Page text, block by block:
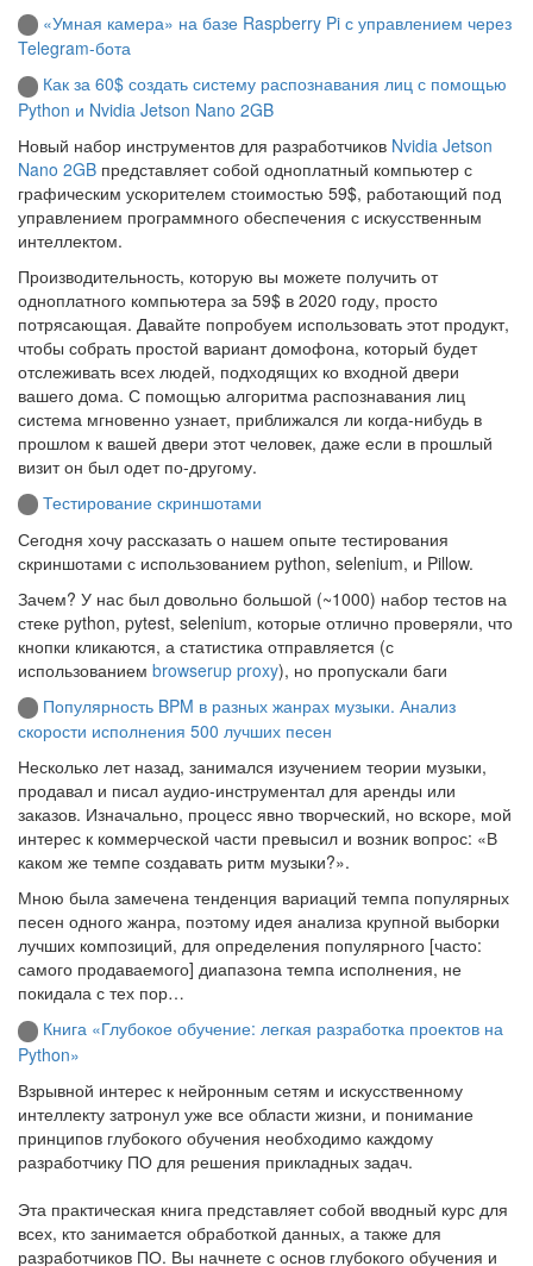
«Умная камера» на базе Raspberry Pi с управлением через
Telegram-бота
Как за 60$ создать систему распознавания лиц с помощью
Python и Nvidia Jetson Nano 2GB
Новый набор инструментов для разработчиков Nvidia Jetson
Nano 2GB представляет собой одноплатный компьютер с
графическим ускорителем стоимостью 59$, работающий под
управлением программного обеспечения с искусственным
интеллектом.
Производительность, которую вы можете получить от
одноплатного компьютера за 59$ в 2020 году, просто
потрясающая. Давайте попробуем использовать этот продукт,
чтобы собрать простой вариант домофона, который будет
отслеживать всех людей, подходящих ко входной двери
вашего дома. С помощью алгоритма распознавания лиц
система мгновенно узнает, приближался ли когда-нибудь в
прошлом к вашей двери этот человек, даже если в прошлый
визит он был одет по-другому.
Тестирование скриншотами
Сегодня хочу рассказать о нашем опыте тестирования
скриншотами с использованием python, selenium, и Pillow.
Зачем? У нас был довольно большой (~1000) набор тестов на
стеке python, pytest, selenium, которые отлично проверяли, что
кнопки кликаются, а статистика отправляется (с
использованием browserup proxy), но пропускали баги
Популярность BPM в разных жанрах музыки. Анализ
скорости исполнения 500 лучших песен
Несколько лет назад, занимался изучением теории музыки,
продавал и писал аудио-инструментал для аренды или
заказов. Изначально, процесс явно творческий, но вскоре, мой
интерес к коммерческой части превысил и возник вопрос: «В
каком же темпе создавать ритм музыки?».
Мною была замечена тенденция вариаций темпа популярных
песен одного жанра, поэтому идея анализа крупной выборки
лучших композиций, для определения популярного [часто:
самого продаваемого] диапазона темпа исполнения, не
покидала с тех пор…
Книга «Глубокое обучение: легкая разработка проектов на
Python»
Взрывной интерес к нейронным сетям и искусственному
интеллекту затронул уже все области жизни, и понимание
принципов глубокого обучения необходимо каждому
разработчику ПО для решения прикладных задач.
Эта практическая книга представляет собой вводный курс для
всех, кто занимается обработкой данных, а также для
разработчиков ПО. Вы начнете с основ глубокого обучения и